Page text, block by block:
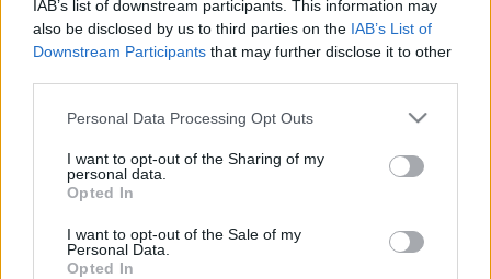
IAB’s list of downstream participants. This information may
also be disclosed by us to third parties on the IAB’s List of
Downstream Participants that may further disclose it to other
Please note that this website/app uses one or more Google
not limited to your visit or usage behaviour. You may click to
grant or deny consent to Google and its third-party tags to
use your data for below specified purposes in below Google
consent section.
Personal Data Processing Opt Outs
I want to opt-out of the Sharing of my
personal data.
Opted In
I want to opt-out of the Sale of my
Personal Data.
Opted In
A beszámolók alapján a válogatottól visszatért
Sallai gólt is szerzett, ő lőtte a "nagyok" első gólját
alig néhány perc elteltével a 3-1-el zárult meccsen. A
Palermo vasárnap a Cagliarit fogadja a
így az olasz liga
Itt állíthatod be, hogy a Csakfoci az elsők